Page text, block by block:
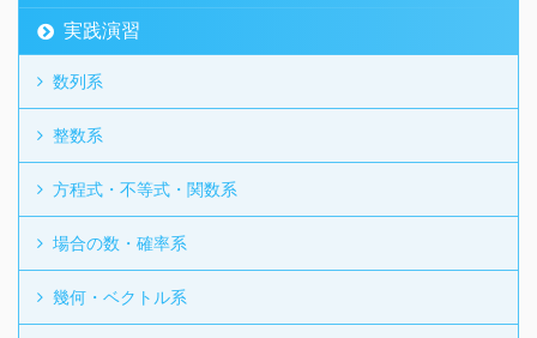
実践演習
数列系
整数系
方程式・不等式・関数系
場合の数・確率系
幾何・ベクトル系